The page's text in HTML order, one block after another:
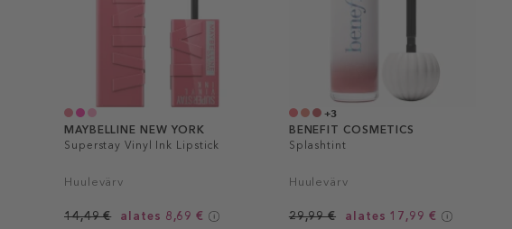
MAYBELLINE NEW YORK
Superstay Vinyl Ink Lipstick
Huulevärv
14,49 € alates 8,69 €
+3
BENEFIT COSMETICS
Splashtint
Huulevärv
29,99 € alates 17,99 €